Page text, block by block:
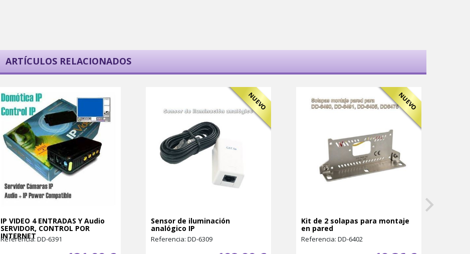
ARTÍCULOS RELACIONADOS
IP VIDEO 4 ENTRADAS Y Audio
SERVIDOR, CONTROL POR
INTERNET
Referencia: DD-6391
NUEVO
Sensor de iluminación
analógico IP
Referencia: DD-6309
NUEVO
Kit de 2 solapas para montaje
en pared
Referencia: DD-6402